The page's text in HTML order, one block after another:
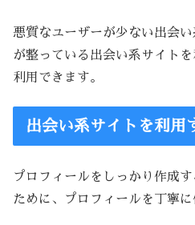
悪質なユーザーが少ない出会
が整っている出会い系サイト
利用できます。
出会い系サイトを利用
プロフィールをしっかり作成
ために、プロフィールを丁寧に